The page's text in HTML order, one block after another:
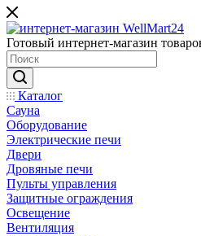
Готовый интернет-магазин
Каталог
Сауна
Оборудование
Электрические печи
Двери
Дровяные печи
Пульты управления
Защитные ограждения
Освещение
Вентиляция